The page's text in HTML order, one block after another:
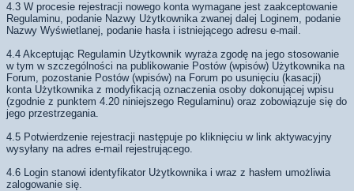
4.3 W procesie rejestracji nowego konta wymagane jest zaakceptowanie
Regulaminu, podanie Nazwy Użytkownika zwanej dalej Loginem, podanie
Nazwy Wyświetlanej, podanie hasła i istniejącego adresu e-mail.
4.4 Akceptując Regulamin Użytkownik wyraża zgodę na jego stosowanie
w tym w szczególności na publikowanie Postów (wpisów) Użytkownika na
Forum, pozostanie Postów (wpisów) na Forum po usunięciu (kasacji)
konta Użytkownika z modyfikacją oznaczenia osoby dokonującej wpisu
(zgodnie z punktem 4.20 niniejszego Regulaminu) oraz zobowiązuje się do
jego przestrzegania.
4.5 Potwierdzenie rejestracji następuje po kliknięciu w link aktywacyjny
wysyłany na adres e-mail rejestrującego.
4.6 Login stanowi identyfikator Użytkownika i wraz z hasłem umożliwia
zalogowanie się.